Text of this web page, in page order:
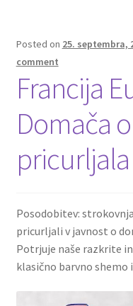
Posted on 25. septembra,
comment
Francija
Domača
pricurljala
Posodobitev:
pricurljali v javnost o
Potrjuje naše razkrite
klasično barvno shemo